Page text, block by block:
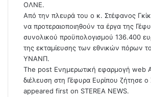
ΟΛΝΕ.
Από την πλευρά του ο κ. Στέφανος
να προτεραιοποιηθούν τα έργα της
συνολικού προϋπολογισμού 136.400
της εκταμίευσης των εθνικών πόρων
ΥΝΑΝΠ.
The post Ενημερωτική εφαρμογή web
διέλευση στη Γέφυρα Ευρίπου ζήτησε ο
appeared first on STEREA NEWS.